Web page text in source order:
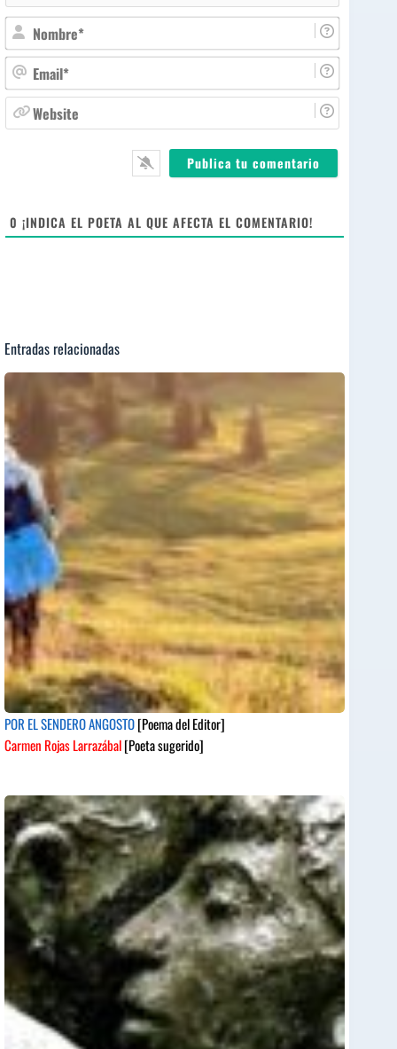
o
m
b
r
m
ie
0 ¡INDICA EL POETA AL QUE AFECTA EL COMENTARIO!
Entradas relacionadas
POR EL SENDERO ANGOSTO[Poema del Editor]
Carmen Rojas Larrazábal[Poeta sugerido]